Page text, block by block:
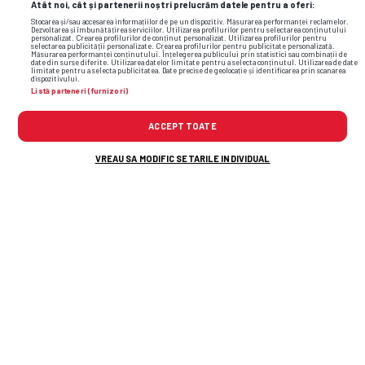
Atât noi, cât și partenerii noștri prelucrăm datele pentru a oferi:
Stocarea și/sau accesarea informațiilor de pe un dispozitiv. Măsurarea performanței reclamelor.
Dezvoltarea și îmbunătățirea serviciilor. Utilizarea profilurilor pentru selectarea conținutului
personalizat. Crearea profilurilor de conținut personalizat. Utilizarea profilurilor pentru
selectarea publicității personalizate. Crearea profilurilor pentru publicitate personalizată.
Măsurarea performanței conținutului. Înțelegerea publicului prin statistici sau combinații de
date din surse diferite. Utilizarea datelor limitate pentru a selecta conținutul. Utilizarea de date
limitate pentru a selecta publicitatea. Date precise de geolocație și identificarea prin scanarea
dispozitivului.
Listă parteneri (furnizori)
ACCEPT TOATE
VREAU SA MODIFIC SETARILE INDIVIDUAL